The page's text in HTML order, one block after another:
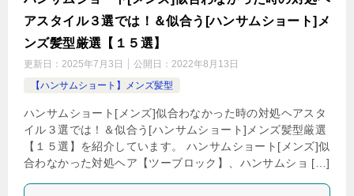
アスタイル３選では！＆似合う[ハンサムショート]メ
ンズ髪型厳選【１５選】
更新日： 2025年7月3日 公開日： 2022年8月13日
【ハンサムショート】メンズ髪型
ハンサムショート[メンズ]似合わなかった時の対処ヘアスタ
イル３選では！＆似合う[ハンサムショート]メンズ髪型厳選
【１５選】を紹介しています。 ハンサムショート[メンズ]似
合わなかった対処ヘア【ツーブロック】、ハンサムショ […]